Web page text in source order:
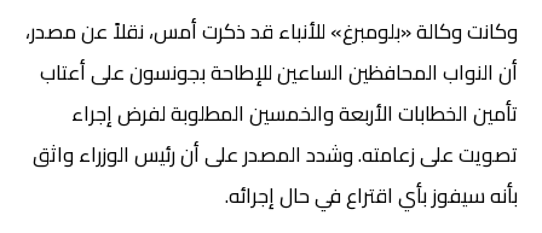
وكانت وكالة «بلومبرغ» للأنباء قد ذكرت أمس، نقلاً عن مصدر،
أن النواب المحافظين الساعين للإطاحة بجونسون على أعتاب
تأمين الخطابات الأربعة والخمسين المطلوبة لفرض إجراء
تصويت على زعامته. وشدد المصدر على أن رئيس الوزراء واثق
بأنه سيفوز بأي اقتراع في حال إجرائه.